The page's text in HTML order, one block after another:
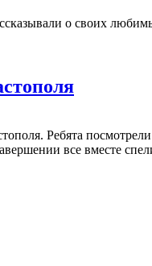
о своих
Ребята
все вместе